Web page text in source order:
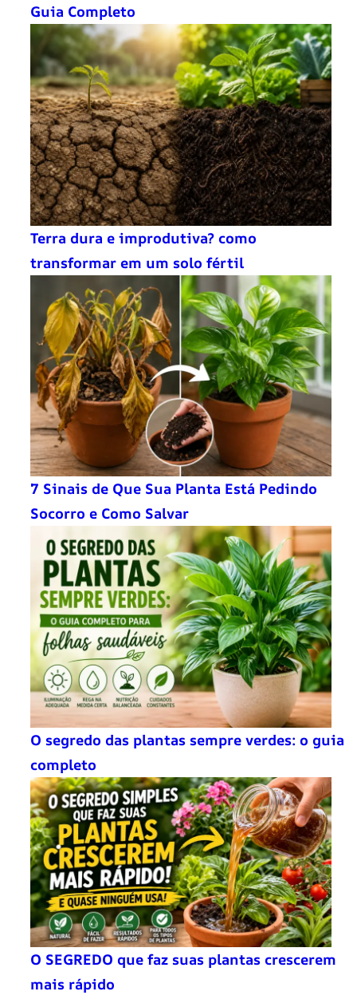
Guia Completo
Terra dura e improdutiva? como
transformar em um solo fértil
7 Sinais de Que Sua Planta Está Pedindo
Socorro e Como Salvar
O segredo das plantas sempre verdes: o guia
completo
O SEGREDO que faz suas plantas crescerem
mais rápido